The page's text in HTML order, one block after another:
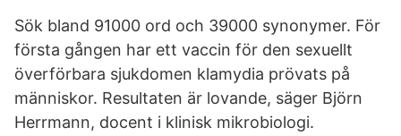
Sök bland 91000 ord och 39000 synonymer. För
första gången har ett vaccin för den sexuellt
överförbara sjukdomen klamydia prövats på
människor. Resultaten är lovande, säger Björn
Herrmann, docent i klinisk mikrobiologi.